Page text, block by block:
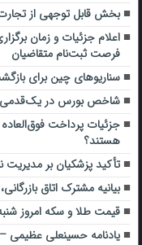
بخش قابل توجهی از تجارت
اعلام جزئیات و زمان
فرصت ثبت‌نام متقاضیان
سناریوهای چین برای
شاخص بورس در یک‌قدمی ۳میلیون واحد/ سقف قبلی زده شد
هستند؟
تأکید پزشکیان بر مدیریت
بیانیه مشترک اتاق
قیمت طلا و سکه امروز شنبه ۲۹ آذر/ افزایش تمام قیمت ها + جدول
یادنامه حسینعلی عظیمی – ۸ |پمپاژ آب، به گستردگی یک دشت